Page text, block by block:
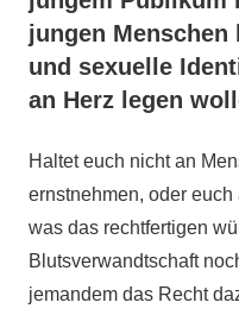
jungen
und sexuelle
an Herz legen
Haltet euch nicht an
ernstnehmen, oder
was das rechtfertigen
Blutsverwandtschaft
jemandem das Recht